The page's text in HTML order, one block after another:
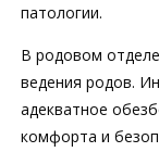
патологии.
В родовом
ведения родов.
адекватное
комфорта и